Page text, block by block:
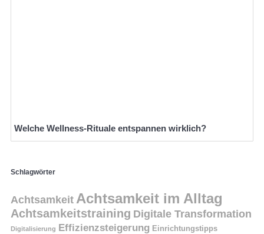
Welche Wellness-Rituale entspannen wirklich?
Schlagwörter
Achtsamkeit Achtsamkeit im Alltag
Achtsamkeitstraining Digitale Transformation
Digitalisierung Effizienzsteigerung Einrichtungstipps